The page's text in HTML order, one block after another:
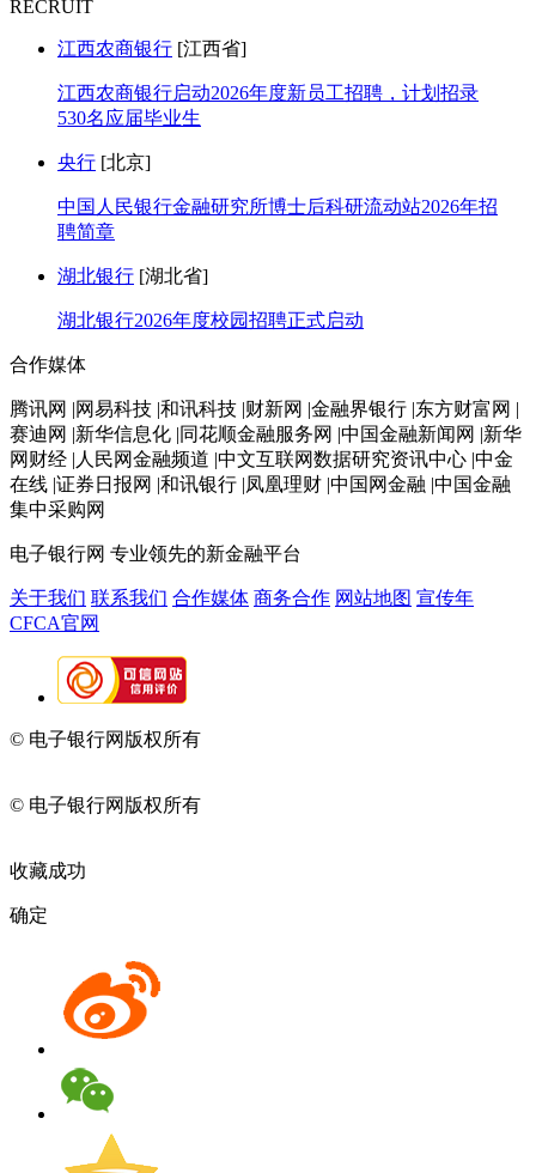
RECRUIT
江西农商银行 [江西省]
江西农商银行启动2026年度新员工招聘，计划招录
530名应届毕业生
央行 [北京]
中国人民银行金融研究所博士后科研流动站2026年招
聘简章
湖北银行 [湖北省]
湖北银行2026年度校园招聘正式启动
合作媒体
腾讯网 |网易科技 |和讯科技 |财新网 |金融界银行 |东方财富网 |
赛迪网 |新华信息化 |同花顺金融服务网 |中国金融新闻网 |新华
网财经 |人民网金融频道 |中文互联网数据研究资讯中心 |中金
在线 |证券日报网 |和讯银行 |凤凰理财 |中国网金融 |中国金融
集中采购网
电子银行网 专业领先的新金融平台
关于我们 联系我们 合作媒体 商务合作 网站地图 宣传年
CFCA官网
© 电子银行网版权所有
© 电子银行网版权所有
收藏成功
确定